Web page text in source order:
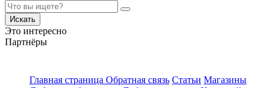
Искать
Это интересно
Партнёры
Главная страница Обратная связь Статьи Магазины